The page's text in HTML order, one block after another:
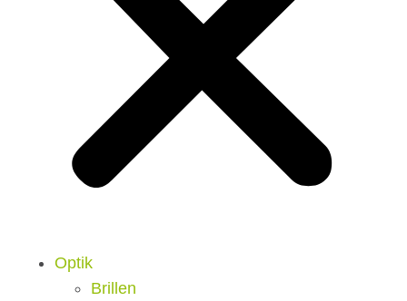
Optik
Brillen